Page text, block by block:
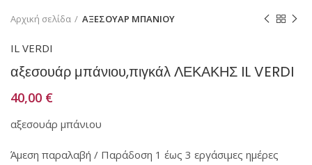
Αρχική σελίδα ΑΞΕΣΟΥΑΡ ΜΠΑΝΙΟΥ
IL VERDI
αξεσουάρ μπάνιου,πιγκάλ ΛΕΚΑΚΗΣ IL VERDI
40,00 €
αξεσουάρ μπάνιου
Άμεση παραλαβή / Παράδοση 1 έως 3 εργάσιμες ημέρες